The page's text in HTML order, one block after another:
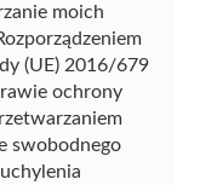
moich
(UE) 2016/679
ochrony
swobodnego